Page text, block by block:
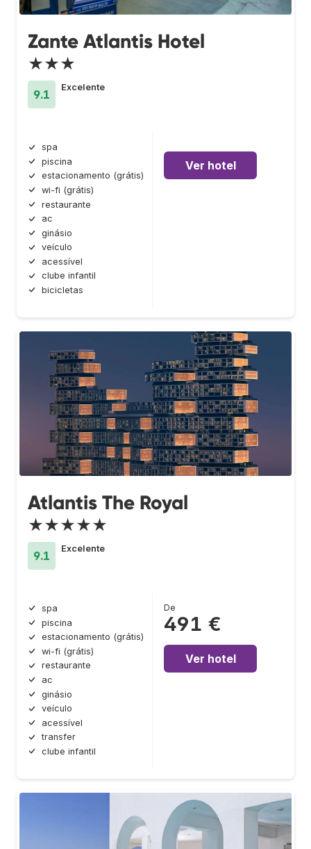
Zante Atlantis Hotel
★★★
9.1
Excelente
spa
piscina
estacionamento (grátis)
wi-fi (grátis)
restaurante
ac
ginásio
veículo
acessível
clube infantil
bicicletas
Ver hotel
Atlantis The Royal
★★★★★
9.1
Excelente
spa
piscina
estacionamento (grátis)
wi-fi (grátis)
restaurante
ac
ginásio
veículo
acessível
transfer
clube infantil
De
491 €
Ver hotel